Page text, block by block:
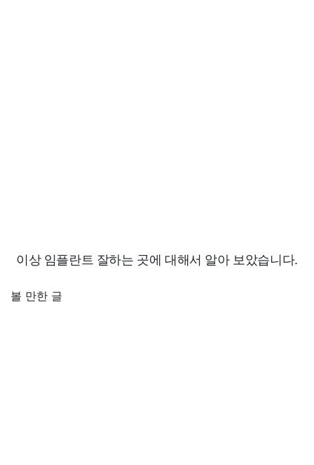
이상 임플란트 잘하는 곳에 대해서 알아 보았습니다.
볼 만한 글